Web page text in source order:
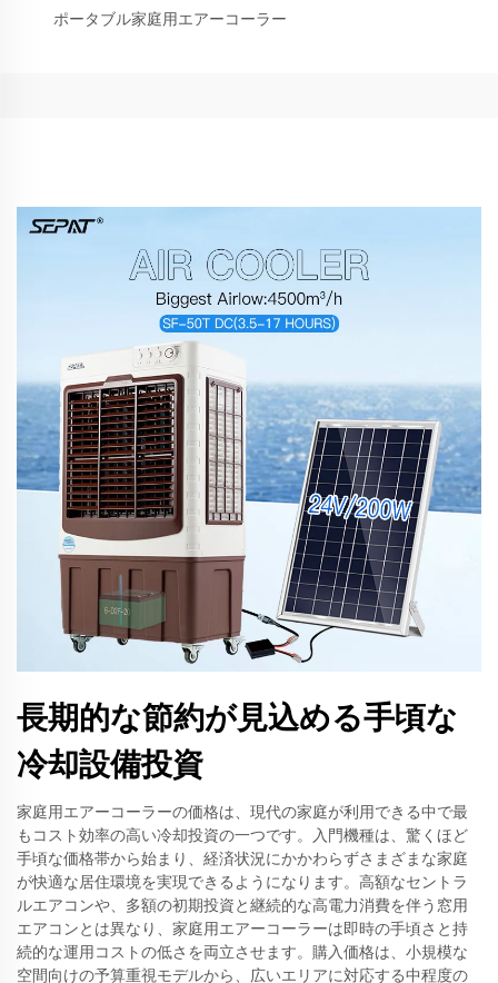
ポータブル家庭用エアーコーラー
長期的な節約が見込める手頃な
冷却設備投資
家庭用エアーコーラーの価格は、現代の家庭が利用できる中で最
もコスト効率の高い冷却投資の一つです。入門機種は、驚くほど
手頃な価格帯から始まり、経済状況にかかわらずさまざまな家庭
が快適な居住環境を実現できるようになります。高額なセントラ
ルエアコンや、多額の初期投資と継続的な高電力消費を伴う窓用
エアコンとは異なり、家庭用エアーコーラーは即時の手頃さと持
続的な運用コストの低さを両立させます。購入価格は、小規模な
空間向けの予算重視モデルから、広いエリアに対応する中程度の